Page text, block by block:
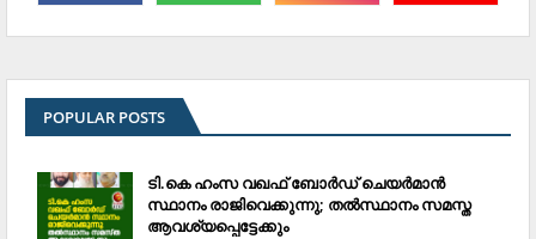
POPULAR POSTS
ടി.കെ ഹംസ വഖഫ് ബോര്‍ഡ് ചെയര്‍മാന്‍
സ്ഥാനം രാജിവെക്കുന്നു; തല്‍സ്ഥാനം സമസ്ത
ആവശ്യപ്പെട്ടേക്കും